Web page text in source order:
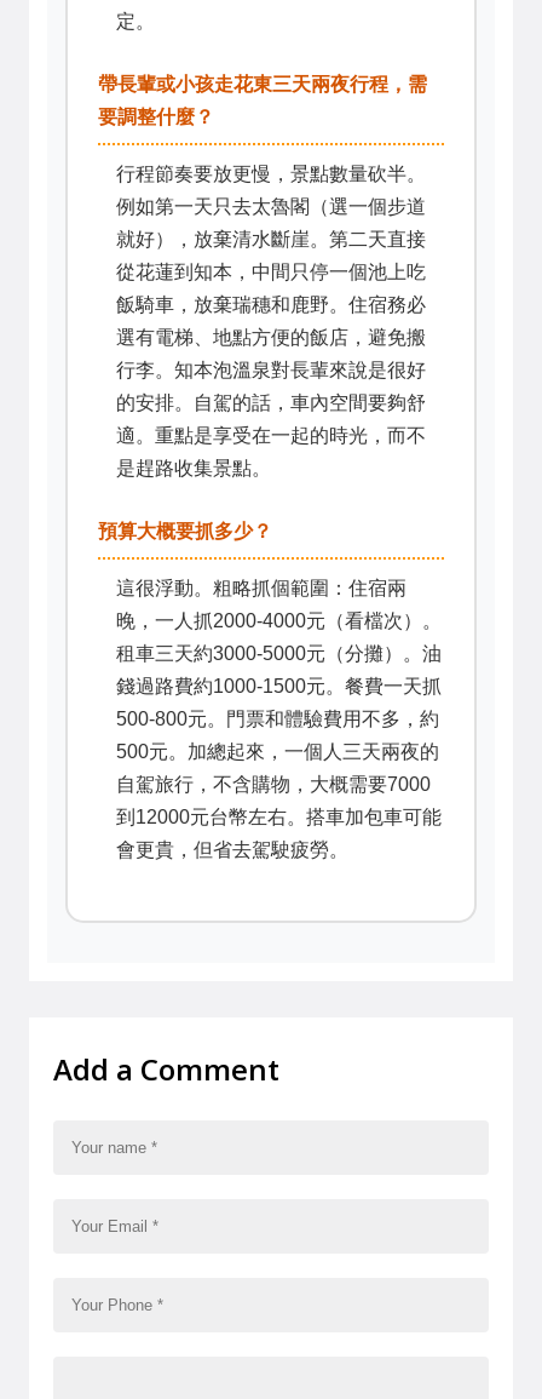
定。
帶長輩或小孩走花東三天兩夜行程，需
要調整什麼？
行程節奏要放更慢，景點數量砍半。
例如第一天只去太魯閣（選一個步道
就好），放棄清水斷崖。第二天直接
從花蓮到知本，中間只停一個池上吃
飯騎車，放棄瑞穗和鹿野。住宿務必
選有電梯、地點方便的飯店，避免搬
行李。知本泡溫泉對長輩來說是很好
的安排。自駕的話，車內空間要夠舒
適。重點是享受在一起的時光，而不
是趕路收集景點。
預算大概要抓多少？
這很浮動。粗略抓個範圍：住宿兩
晚，一人抓2000-4000元（看檔次）。
租車三天約3000-5000元（分攤）。油
錢過路費約1000-1500元。餐費一天抓
500-800元。門票和體驗費用不多，約
500元。加總起來，一個人三天兩夜的
自駕旅行，不含購物，大概需要7000
到12000元台幣左右。搭車加包車可能
會更貴，但省去駕駛疲勞。
Add a Comment